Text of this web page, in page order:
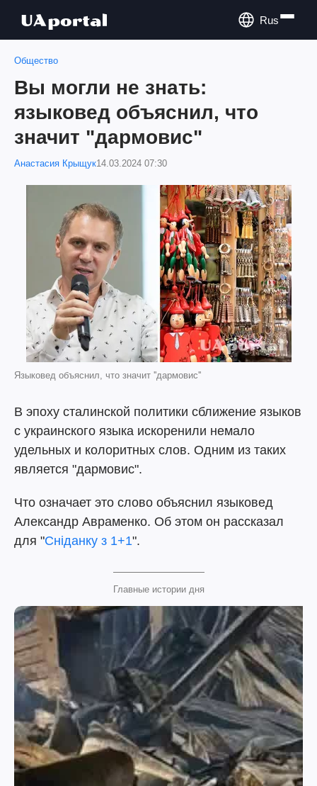
Rus
Общество
Вы могли не знать:
языковед объяснил, что
значит "дармовис"
Анастасия Крыщук14.03.2024 07:30
Языковед объяснил, что значит ''дармовис''
В эпоху сталинской политики сближение языков
с украинского языка искоренили немало
удельных и колоритных слов. Одним из таких
является "дармовис".
Что означает это слово объяснил языковед
Александр Авраменко. Об этом он рассказал
для "Сніданку з 1+1".
Главные истории дня